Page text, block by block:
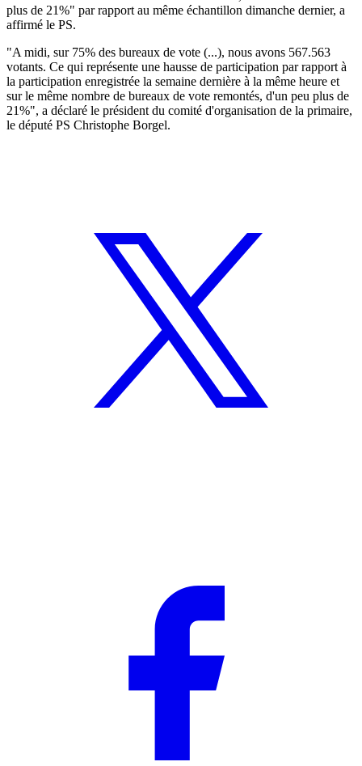
plus de 21%" par rapport au même échantillon dimanche dernier, a
affirmé le PS.
"A midi, sur 75% des bureaux de vote (...), nous avons 567.563
votants. Ce qui représente une hausse de participation par rapport à
la participation enregistrée la semaine dernière à la même heure et
sur le même nombre de bureaux de vote remontés, d'un peu plus de
21%", a déclaré le président du comité d'organisation de la primaire,
le député PS Christophe Borgel.